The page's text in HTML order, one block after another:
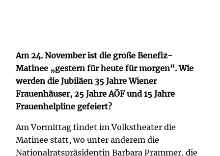
Am 24. November ist die große Benefiz-
Matinee „gestern für heute für morgen“. Wie
werden die Jubiläen 35 Jahre Wiener
Frauenhäuser, 25 Jahre AÖF und 15 Jahre
Frauenhelpline gefeiert?
Am Vormittag findet im Volkstheater die
Matinee statt, wo unter anderem die
Nationalratspräsidentin Barbara Prammer, die